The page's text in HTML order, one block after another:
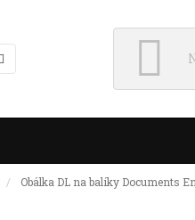
Obálka DL na balíky Documents